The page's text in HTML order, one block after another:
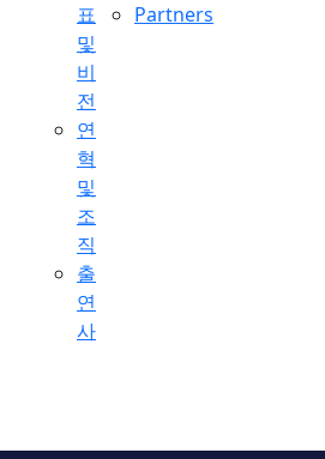
표
및
비
전
연
혁
및
조
직
출
연
사
Partners